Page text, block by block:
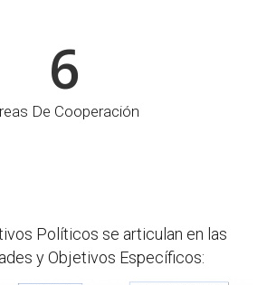
6
De Cooperación
Políticos se articulan en las
y Objetivos Específicos: